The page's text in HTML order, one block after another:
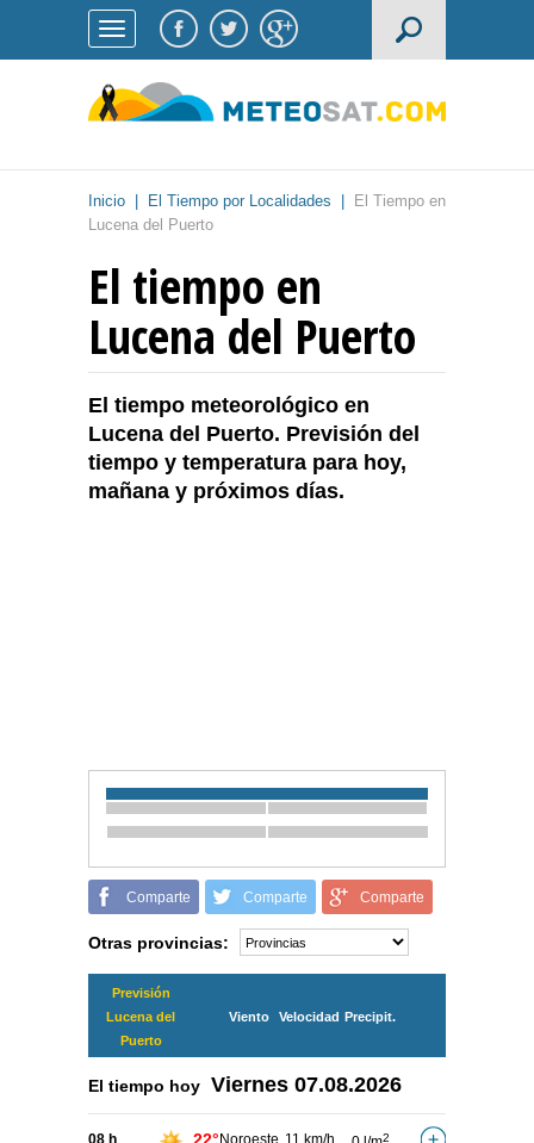
Inicio El Tiempo por Localidades
El Tiempo en
Lucena del Puerto
El tiempo en
Lucena del Puerto
El tiempo meteorológico en
Lucena del Puerto. Previsión del
tiempo y temperatura para hoy,
mañana y próximos días.
Comparte Comparte Comparte
Otras provincias:
Previsión
Lucena del
Puerto
Viento Velocidad Precipit.
El tiempo hoy Viernes 07.08.2026
2